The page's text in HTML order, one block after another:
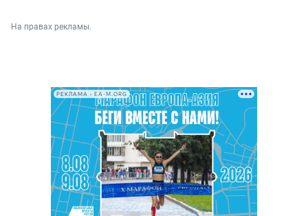
На правах рекламы.
РЕКЛАМА • EA-M.ORG